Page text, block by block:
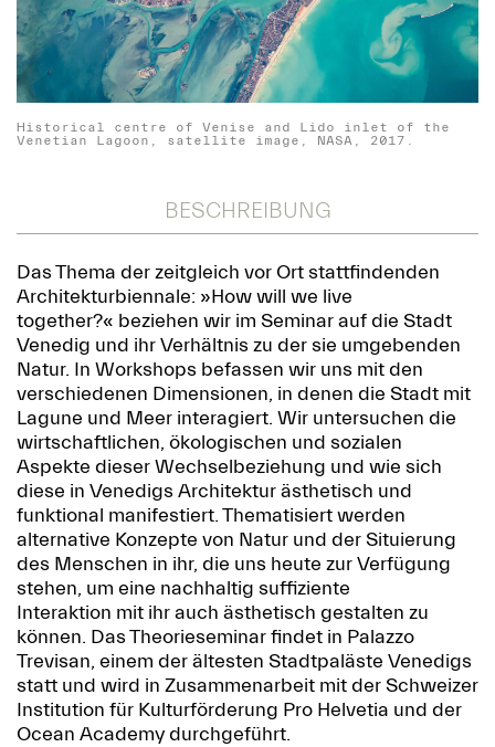
Historical centre of Venise and Lido inlet of the
Venetian Lagoon, satellite image, NASA, 2017.
BESCHREIBUNG
Das Thema der zeitgleich vor Ort stattfindenden
Architekturbiennale: »How will we live
together?« beziehen wir im Seminar auf die Stadt
Venedig und ihr Verhältnis zu der sie umgebenden
Natur. In Workshops befassen wir uns mit den
verschiedenen Dimensionen, in denen die Stadt mit
Lagune und Meer interagiert. Wir untersuchen die
wirtschaftlichen, ökologischen und sozialen
Aspekte dieser Wechselbeziehung und wie sich
diese in Venedigs Architektur ästhetisch und
funktional manifestiert. Thematisiert werden
alternative Konzepte von Natur und der Situierung
des Menschen in ihr, die uns heute zur Verfügung
stehen, um eine nachhaltig suffiziente
Interaktion mit ihr auch ästhetisch gestalten zu
können. Das Theorieseminar findet in Palazzo
Trevisan, einem der ältesten Stadtpaläste Venedigs
statt und wird in Zusammenarbeit mit der Schweizer
Institution für Kulturförderung Pro Helvetia und der
Ocean Academy durchgeführt.